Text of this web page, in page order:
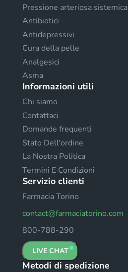
Pressione arteriosa sistemica
Antibiotici
Antidepressivi
Cura della pelle
Analgesici
Asma
Informazioni utili
Chi siamo
Contattaci
Domande frequenti
Stato Dell'ordine
La Nostra Politica
Termini E Condizioni
Servizio clienti
Farmacia Torino
contact@farmaciatorino.com
800-788-290
LIVE CHAT
Metodi di spedizione